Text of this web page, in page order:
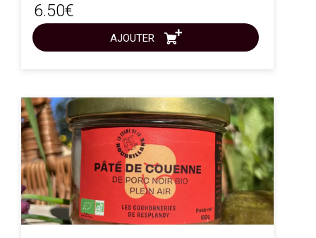
6.50€
AJOUTER
ACHAT EXPRESS